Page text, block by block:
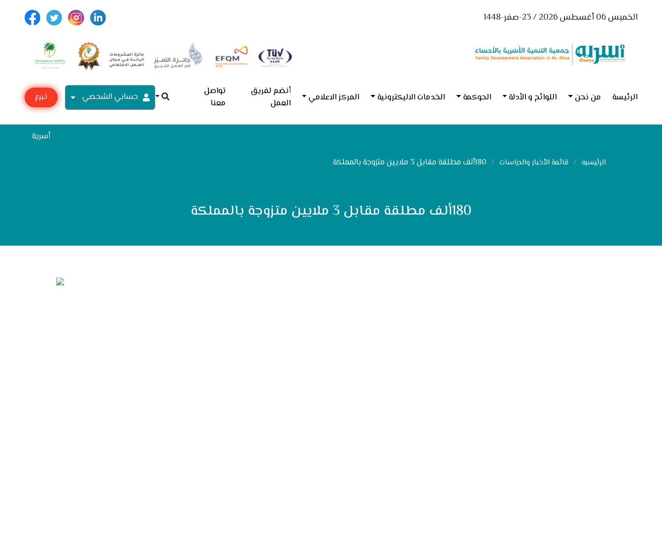
الخميس 06 أغسطس 2026 / 23-صفر-1448
الرئيسة من نحن اللوائح و الأدلة الحوكمة الخدمات الاليكترونية المركز الاعلامي
أنضم لفريق
العمل
تواصل
معنا
حسابي الشحصي
تبرع
أسرية
الرئيسيه قائمة الأخبار والدراسات 180ألف مطلقة مقابل 3 ملايين متزوجة بالمملكة
180ألف مطلقة مقابل 3 ملايين متزوجة بالمملكة